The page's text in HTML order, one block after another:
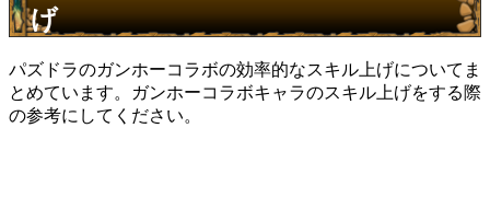
げ
パズドラのガンホーコラボの効率的なスキル上げについてま
とめています。ガンホーコラボキャラのスキル上げをする際
の参考にしてください。